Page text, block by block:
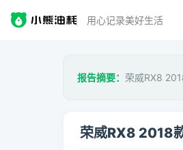
用心记录美好生活
报告摘要： 荣威RX8
荣威RX8 2018